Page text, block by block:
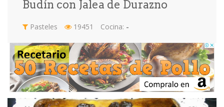
Cordero
Ensaladas Equipment Frutas Galletas
Gelatinas Guarnicion… Helados Hot Dogs
Budín con Jalea de Durazno
Pasteles 19451 Cocina: -